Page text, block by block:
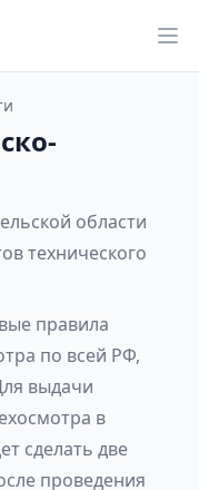
области
технического
правила
по всей РФ,
выдачи
в
сделать две
проведения